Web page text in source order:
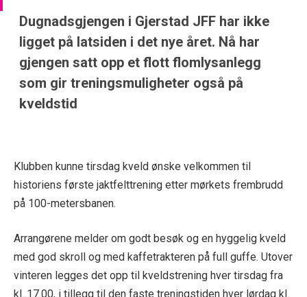
Dugnadsgjengen i Gjerstad JFF har ikke
ligget på latsiden i det nye året. Nå har
gjengen satt opp et flott flomlysanlegg
som gir treningsmuligheter også på
kveldstid
Klubben kunne tirsdag kveld ønske velkommen til
historiens første jaktfelttrening etter mørkets frembrudd
på 100-metersbanen.
Arrangørene melder om godt besøk og en hyggelig kveld
med god skroll og med kaffetrakteren på full guffe. Utover
vinteren legges det opp til kveldstrening hver tirsdag fra
kl. 17.00, i tillegg til den faste treningstiden hver lørdag kl.